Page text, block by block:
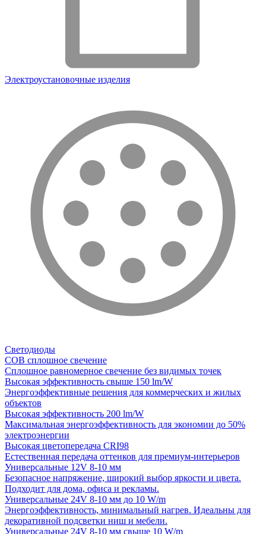
Электроустановочные изделия
Светодиоды
COB сплошное свечение
Сплошное равномерное свечение без видимых точек
Высокая эффективность свыше 150 lm/W
Энергоэффективные решения для коммерческих и жилых
объектов
Высокая эффективность 200 lm/W
Максимальная энергоэффективность для экономии до 50%
электроэнергии
Высокая цветопередача CRI98
Естественная передача оттенков для премиум-интерьеров
Универсальные 12V 8-10 мм
Безопасное напряжение, широкий выбор яркости и цвета.
Подходит для дома, офиса и рекламы.
Универсальные 24V 8-10 мм до 10 W/m
Энергоэффективность, минимальный нагрев. Идеальны для
декоративной подсветки ниш и мебели.
Универсальные 24V 8-10 мм свыше 10 W/m